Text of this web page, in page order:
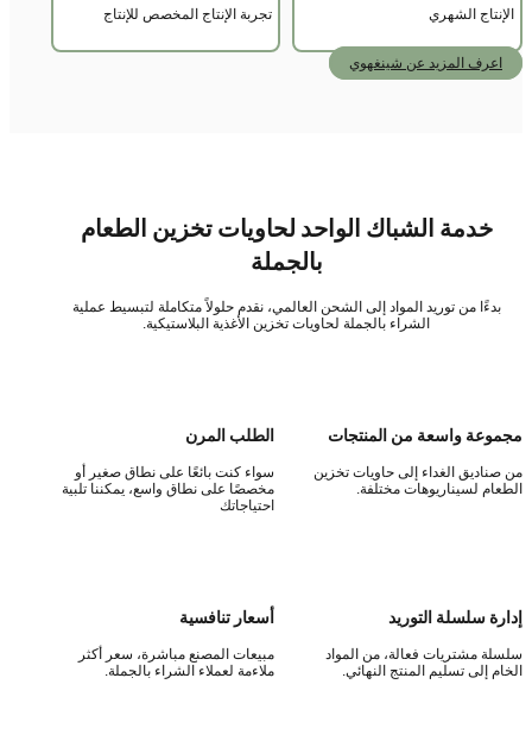
الشهري
تجربة الإنتاج المخصص للإنتاج
اعرف المزيد عن شينغهوي
خدمة الشباك الواحد لحاويات تخزين الطعام
بالجملة
بدءًا من توريد المواد إلى الشحن العالمي، نقدم حلولاً متكاملة لتبسيط عملية
الشراء بالجملة لحاويات تخزين الأغذية البلاستيكية.
واسعة من المنتجات
الغداء إلى حاويات تخزين
لسيناريوهات مختلفة.
الطلب المرن
سواء كنت بائعًا على نطاق صغير أو
مخصصًا على نطاق واسع، يمكننا تلبية
احتياجاتك
سلسلة التوريد
مشتريات فعالة، من المواد
إلى تسليم المنتج النهائي.
أسعار تنافسية
مبيعات المصنع مباشرة، سعر أكثر
ملاءمة لعملاء الشراء بالجملة.